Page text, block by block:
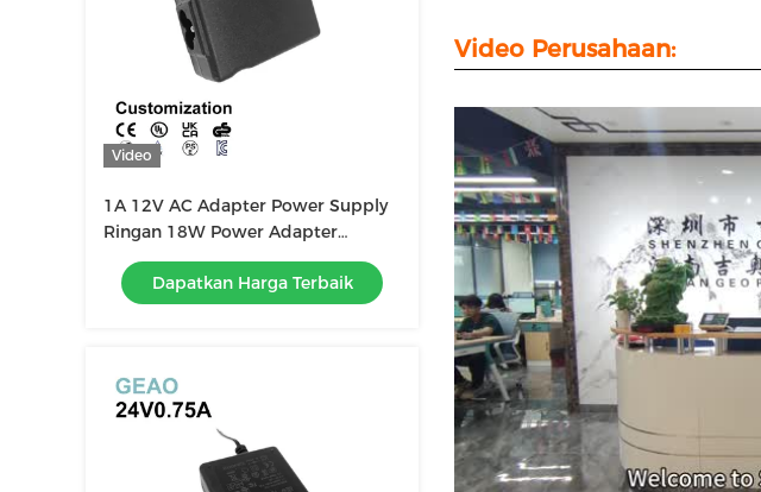
Video
1A 12V AC Adapter Power Supply
Ringan 18W Power Adapter
Desktop FCC
Dapatkan Harga Terbaik
Video Perusahaan: